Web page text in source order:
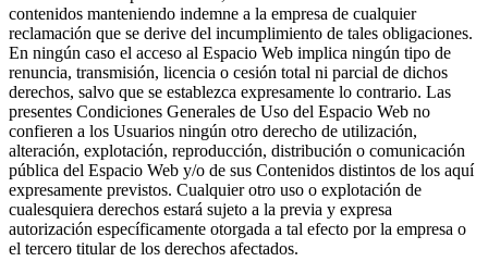
contenidos manteniendo indemne a la empresa de cualquier
reclamación que se derive del incumplimiento de tales obligaciones.
En ningún caso el acceso al Espacio Web implica ningún tipo de
renuncia, transmisión, licencia o cesión total ni parcial de dichos
derechos, salvo que se establezca expresamente lo contrario. Las
presentes Condiciones Generales de Uso del Espacio Web no
confieren a los Usuarios ningún otro derecho de utilización,
alteración, explotación, reproducción, distribución o comunicación
pública del Espacio Web y/o de sus Contenidos distintos de los aquí
expresamente previstos. Cualquier otro uso o explotación de
cualesquiera derechos estará sujeto a la previa y expresa
autorización específicamente otorgada a tal efecto por la empresa o
el tercero titular de los derechos afectados.